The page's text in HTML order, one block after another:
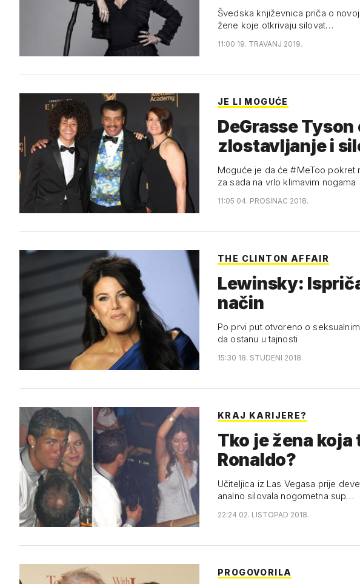
Švedska književnica priča o
žene koje otkrivaju silovat…
11:00 19. TRAVANJ 2019.
JE LI MOGUĆE
DeGrasse
zlostavljanje i
Moguće je da će #MeToo pokret
za sada na vrlo klimavim nogama
11:05 04. PROSINAC 2018.
THE CLINTON AFFAIR
Lewinsky:
način
Po prvi put otvoreno o
da ostanu u tajnosti
15:30 18. STUDENI 2018.
KRAJ KARIJERE?
Tko je žena
Ronaldo?
Učiteljica iz Las Vegasa prije
analno silovala nogometna sup…
22:24 02. LISTOPAD 2018.
PROGOVORILA